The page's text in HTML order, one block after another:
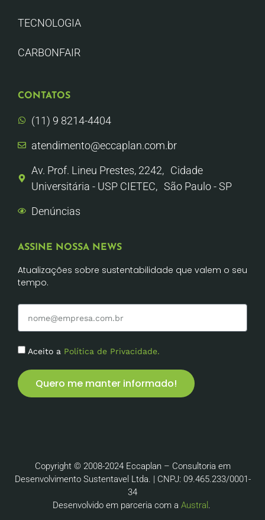
TECNOLOGIA
CARBONFAIR
CONTATOS
(11) 9 8214-4404
atendimento@eccaplan.com.br
Av. Prof. Lineu Prestes, 2242, Cidade
Universitária - USP CIETEC, São Paulo - SP
Denúncias
ASSINE NOSSA NEWS
Atualizações sobre sustentabilidade que valem o seu
tempo.
Aceito a Política de Privacidade.
Quero me manter informado!
Copyright © 2008-2024 Eccaplan – Consultoria em
Desenvolvimento Sustentavel Ltda. | CNPJ: 09.465.233/0001-
34
Desenvolvido em parceria com a Austral .